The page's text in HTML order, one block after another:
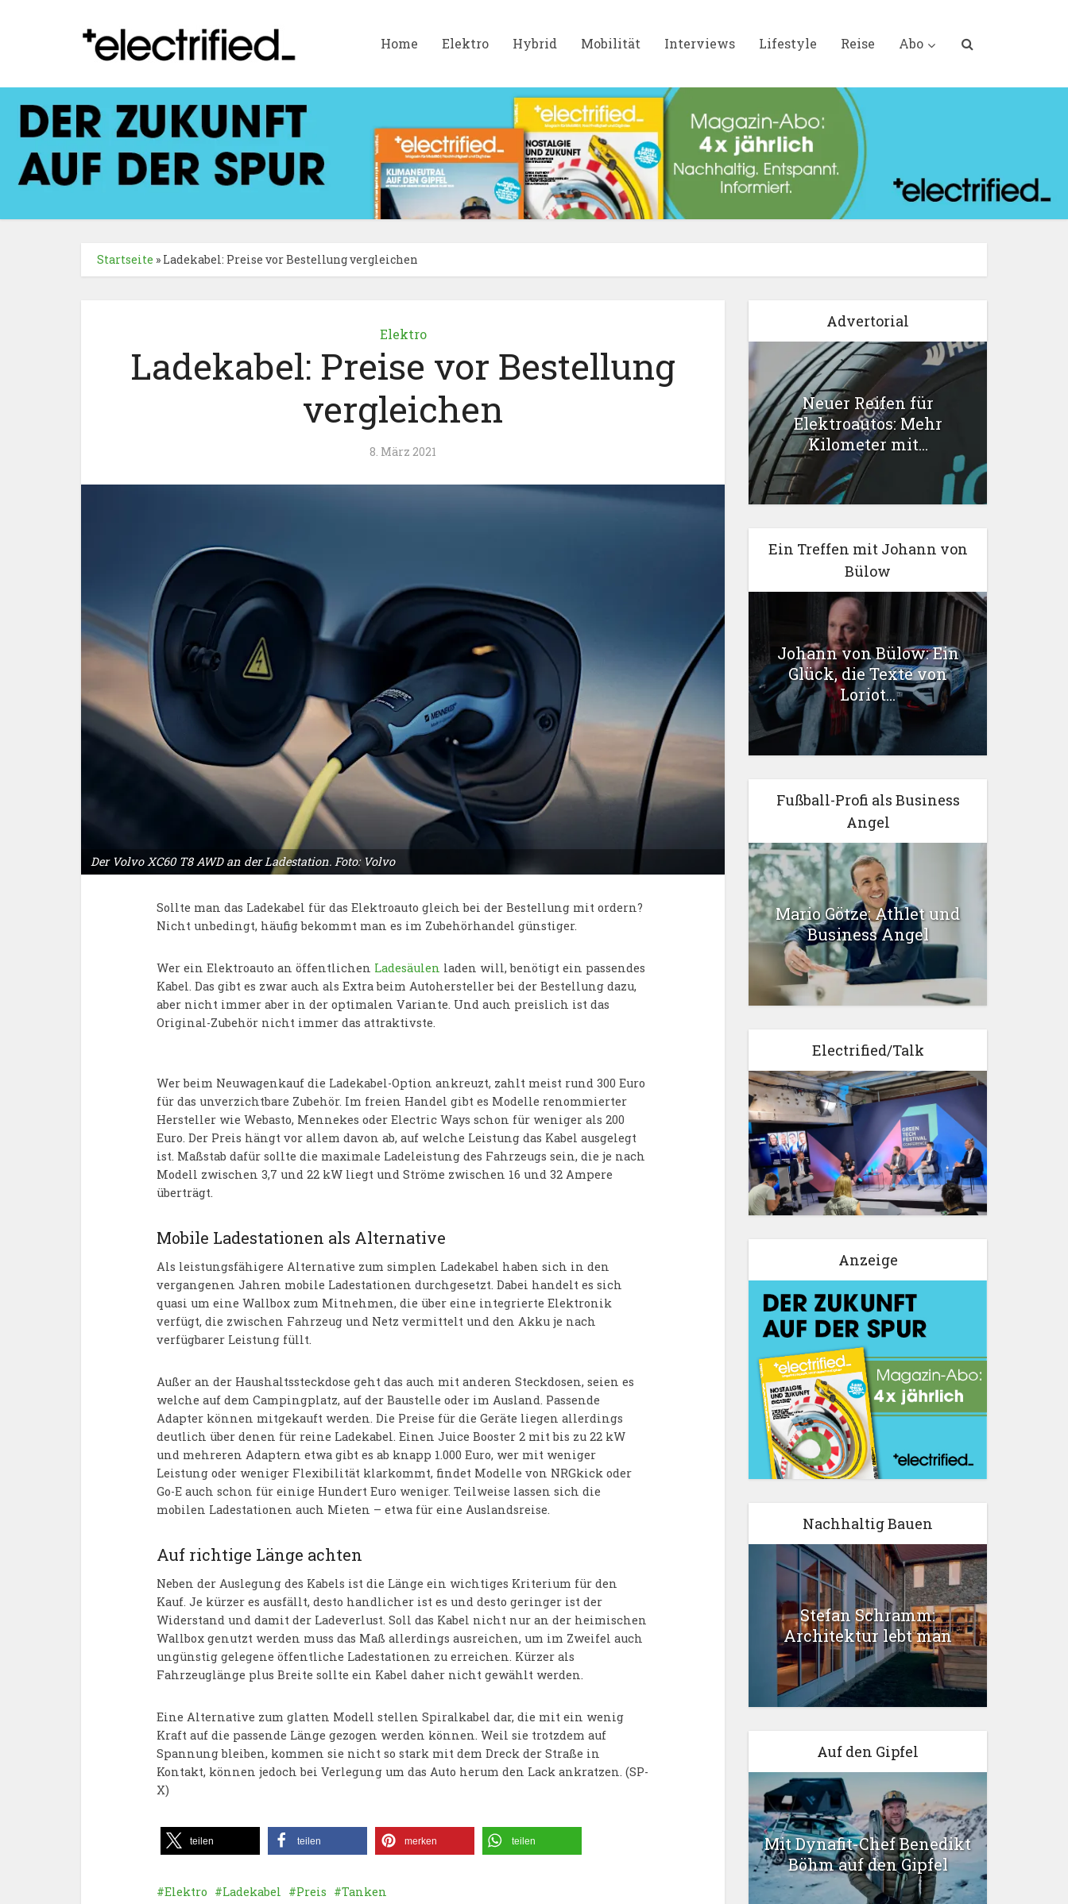
Home Elektro Hybrid Mobilität Interviews Lifestyle Reise Abo
Startseite » Ladekabel: Preise vor Bestellung vergleichen
Elektro
Ladekabel: Preise vor Bestellung
vergleichen
8. März 2021
Der Volvo XC60 T8 AWD an der Ladestation. Foto: Volvo
Sollte man das Ladekabel für das Elektroauto gleich bei der Bestellung mit ordern?
Nicht unbedingt, häufig bekommt man es im Zubehörhandel günstiger.
Wer ein Elektroauto an öffentlichen Ladesäulen laden will, benötigt ein passendes
Kabel. Das gibt es zwar auch als Extra beim Autohersteller bei der Bestellung dazu,
aber nicht immer aber in der optimalen Variante. Und auch preislich ist das
Original-Zubehör nicht immer das attraktivste.
Wer beim Neuwagenkauf die Ladekabel-Option ankreuzt, zahlt meist rund 300 Euro
für das unverzichtbare Zubehör. Im freien Handel gibt es Modelle renommierter
Hersteller wie Webasto, Mennekes oder Electric Ways schon für weniger als 200
Euro. Der Preis hängt vor allem davon ab, auf welche Leistung das Kabel ausgelegt
ist. Maßstab dafür sollte die maximale Ladeleistung des Fahrzeugs sein, die je nach
Modell zwischen 3,7 und 22 kW liegt und Ströme zwischen 16 und 32 Ampere
überträgt.
Mobile Ladestationen als Alternative
Als leistungsfähigere Alternative zum simplen Ladekabel haben sich in den
vergangenen Jahren mobile Ladestationen durchgesetzt. Dabei handelt es sich
quasi um eine Wallbox zum Mitnehmen, die über eine integrierte Elektronik
verfügt, die zwischen Fahrzeug und Netz vermittelt und den Akku je nach
verfügbarer Leistung füllt.
Außer an der Haushaltssteckdose geht das auch mit anderen Steckdosen, seien es
welche auf dem Campingplatz, auf der Baustelle oder im Ausland. Passende
Adapter können mitgekauft werden. Die Preise für die Geräte liegen allerdings
deutlich über denen für reine Ladekabel. Einen Juice Booster 2 mit bis zu 22 kW
und mehreren Adaptern etwa gibt es ab knapp 1.000 Euro, wer mit weniger
Leistung oder weniger Flexibilität klarkommt, findet Modelle von NRGkick oder
Go-E auch schon für einige Hundert Euro weniger. Teilweise lassen sich die
mobilen Ladestationen auch Mieten – etwa für eine Auslandsreise.
Auf richtige Länge achten
Neben der Auslegung des Kabels ist die Länge ein wichtiges Kriterium für den
Kauf. Je kürzer es ausfällt, desto handlicher ist es und desto geringer ist der
Widerstand und damit der Ladeverlust. Soll das Kabel nicht nur an der heimischen
Wallbox genutzt werden muss das Maß allerdings ausreichen, um im Zweifel auch
ungünstig gelegene öffentliche Ladestationen zu erreichen. Kürzer als
Fahrzeuglänge plus Breite sollte ein Kabel daher nicht gewählt werden.
Eine Alternative zum glatten Modell stellen Spiralkabel dar, die mit ein wenig
Kraft auf die passende Länge gezogen werden können. Weil sie trotzdem auf
Spannung bleiben, kommen sie nicht so stark mit dem Dreck der Straße in
Kontakt, können jedoch bei Verlegung um das Auto herum den Lack ankratzen. (SP-
X)
teilen teilen merken teilen
Elektro Ladekabel Preis Tanken
Advertorial
Neuer Reifen für
Elektroautos: Mehr
Kilometer mit...
Ein Treffen mit Johann von
Bülow
Johann von Bülow: Ein
Glück, die Texte von
Loriot...
Fußball-Profi als Business
Angel
Mario Götze: Athlet und
Business Angel
Electrified/Talk
Anzeige
Nachhaltig Bauen
Stefan Schramm:
Architektur lebt man
Auf den Gipfel
Mit Dynafit-Chef Benedikt
Böhm auf den Gipfel